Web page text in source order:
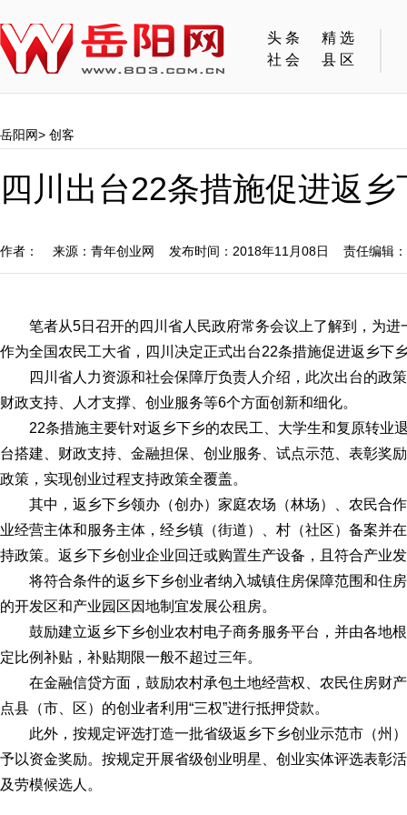
头条
精选
社会
县区
岳阳网> 创客
四川出台22条措施促进返
作者： 来源：青年创业网 发布时间：2018年11月08日 责任编辑：
笔者从5日召开的四川省人民政府常务会议上了解到，为进
作为全国农民工大省，四川决定正式出台22条措施促进返乡下
四川省人力资源和社会保障厅负责人介绍，此次出台的政
财政支持、人才支撑、创业服务等6个方面创新和细化。
22条措施主要针对返乡下乡的农民工、大学生和复原转业
台搭建、财政支持、金融担保、创业服务、试点示范、表彰奖
政策，实现创业过程支持政策全覆盖。
其中，返乡下乡领办（创办）家庭农场（林场）、农民合
业经营主体和服务主体，经乡镇（街道）、村（社区）备案并
持政策。返乡下乡创业企业回迁或购置生产设备，且符合产业
将符合条件的返乡下乡创业者纳入城镇住房保障范围和住
的开发区和产业园区因地制宜发展公租房。
鼓励建立返乡下乡创业农村电子商务服务平台，并由各地
定比例补贴，补贴期限一般不超过三年。
在金融信贷方面，鼓励农村承包土地经营权、农民住房财
点县（市、区）的创业者利用“三权”进行抵押贷款。
此外，按规定评选打造一批省级返乡下乡创业示范市（州
予以资金奖励。按规定开展省级创业明星、创业实体评选表彰
及劳模候选人。